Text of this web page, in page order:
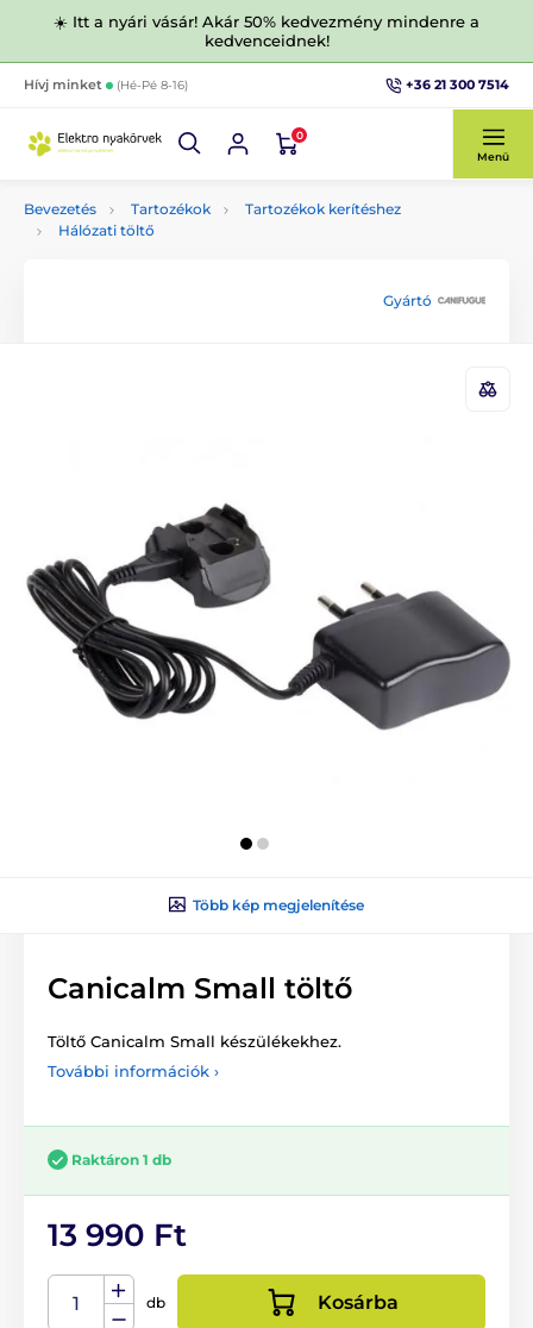
☀️ Itt a nyári vásár! Akár 50% kedvezmény mindenre a
kedvenceidnek!
Hívj minket (Hé-Pé 8-16) +36 21 300 7514
0
Menü
Bevezetés Tartozékok
Tartozékok kerítéshez
Hálózati töltő
Gyártó
Több kép megjelenítése
Canicalm Small töltő
Töltő Canicalm Small készülékekhez.
További információk ›
Raktáron 1 db
13 990 Ft
db Kosárba